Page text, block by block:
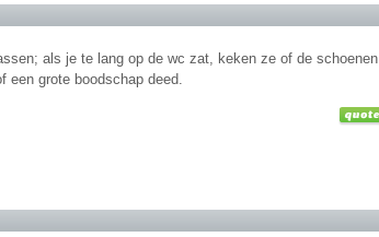
als je te lang op de wc zat, keken ze of de schoenen
een grote boodschap deed.